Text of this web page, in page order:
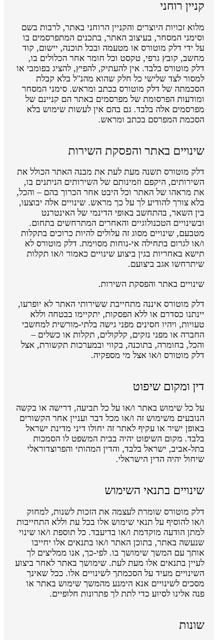
קניין רוחני
מלוא זכויות היוצרים והקניין הרוחני באתר, לרבות בשם
וסימני המסחר, בעיצוב האתר, בתכנים המתפרסמים בו
על ידי דלק מוטורס או מטעמה ובכל תוכנה, יישום, קוד
מחשב, קובץ גרפי, טקסט וכל חומר אחר הכלולים בו,
דלק מוטורס בלבד. אין להעתיק, להפיץ, להציג בפומבי או
למסור לצד שלישי כל חלק שהוא מהנ"ל בלא קבלת
הסכמתה של דלק מוטורס בכתב ומראש. סימני המסחר
ומודעות הפרסומת של מפרסמים באתר הם קניינם של
מפרסמים אלה בלבד. גם בהם אין לעשות שימוש בלא
הסכמת המפרסם בכתב ומראש.
שינויים באתר והפסקת השירות
דלק מוטורס תשנה מעת לעת את מבנה האתר הכולל את
השירותים, היקפם וזמינותם של השירותים הניתנים בו,
את מראהו של האתר וכל היבט אחר הכרוך בהם – והכל,
בלא צורך להודיע לך על כך מראש. שינויים אלה יבוצעו,
בין השאר, בהתחשב באופי הדינמי של האינטרנט
ובשינויים הטכנולוגיים והאחרים המתרחשים בתחום.
מטבעם, שינויים מסוג זה עלולים להיות כרוכים בתקלות
ו/או לגרום בתחילה אי-נוחות מסוימת. דלק מוטורס לא
תישא באחריות בגין ביצוע שינויים כאמור ו/או תקלות
שיתרחשו אגב ביצועם.
שינויים באתר והפסקת השירות.
דלק מוטורס איננה מתחייבת ששירותי האתר לא יופרעו,
יינתנו כסדרם או ללא הפסקות, יתקיימו בבטחה וללא
טעויות, ויהיו חסינים מפני גישה בלתי-מורשית למחשבי
החברה או מפני נזקים, קלקולים, תקלות או כשלים –
והכל, בחומרה, בתוכנה, בקווי ובמערכות תקשורת, אצל
דלק מוטורס ו/או אצל מי מספקיה.
דין ומקום שיפוט
על כל שימוש באתר ו/או על כל תביעה, דרישה או בקשה
הנובעים משימוש זה ו/או מכל דבר ועניין אחר הקשורים
באופן ישיר או עקיף לאתר זה יחולו דיני מדינת ישראל
בלבד. מקום השיפוט יהיה בבית המשפט לו הסמכות
בתל-אביב, ישראל בלבד, והדין המהותי והפרוצדוראלי
שיחול יהיה הדין הישראלי.
שינויים בתנאי השימוש
דלק מוטורס שומרת לעצמה את הזכות לשנות, למחוק
ו/או להוסיף על תנאי שימוש אלו בכל עת וללא התחייבות
למתן הודעה מוקדמת ו/או בדיעבד. כל תוספת ו/או שינוי
שנעשה באתר, בתוכן האתר ו/או בתנאים אלו יחייבו
אותך עם המשך שימושך בו. לפי-כך, אנו ממליצים לך
לעיין בתנאים אלו מעת לעת. שימושך באתר לאחר ביצוע
השינויים מעיד על הסכמתך לשינויים אלו. ככל שאינך
מסכים לשינויים אנא הימנע מהמשך שימוש באתר או
פנה אלינו לסיוע כדי לתת לך פתרונות חלופיים.
שונות